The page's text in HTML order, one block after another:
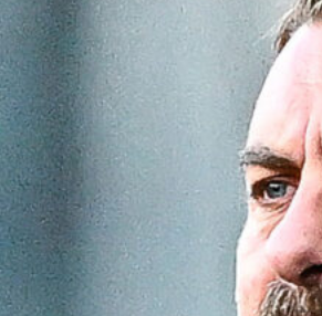
7 Agosto 2026
Sow è del
da 4 milioni
7 Agosto 2026
Rientra
trittico di
6 Agosto 2026